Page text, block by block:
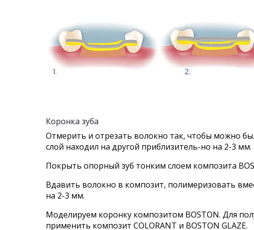
Коронка зуба
Отмерить и отрезать волокно так, чтобы можно
слой находил на другой приблизитель-но на 2-3 мм.
Покрыть опорный зуб тонким слоем композита
Вдавить волокно в композит, полимеризовать
на 2-3 мм.
Моделируем коронку композитом ВОSTON. Для
применить композит СОLORANT и BOSTON GLAZE.